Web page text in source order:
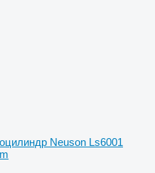
Neuson Ls6001